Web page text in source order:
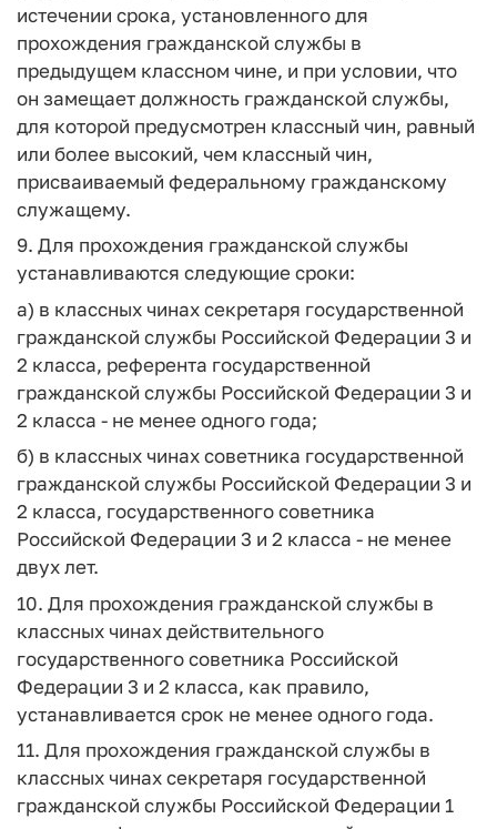
истечении срока, установленного для
прохождения гражданской службы в
предыдущем классном чине, и при условии, что
он замещает должность гражданской службы,
для которой предусмотрен классный чин, равный
или более высокий, чем классный чин,
присваиваемый федеральному гражданскому
служащему.
9. Для прохождения гражданской службы
устанавливаются следующие сроки:
а) в классных чинах секретаря государственной
гражданской службы Российской Федерации 3 и
2 класса, референта государственной
гражданской службы Российской Федерации 3 и
2 класса - не менее одного года;
б) в классных чинах советника государственной
гражданской службы Российской Федерации 3 и
2 класса, государственного советника
Российской Федерации 3 и 2 класса - не менее
двух лет.
10. Для прохождения гражданской службы в
классных чинах действительного
государственного советника Российской
Федерации 3 и 2 класса, как правило,
устанавливается срок не менее одного года.
11. Для прохождения гражданской службы в
классных чинах секретаря государственной
гражданской службы Российской Федерации 1